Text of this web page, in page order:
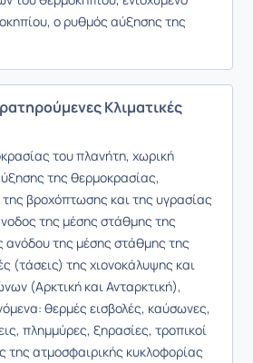
ο ρυθμός αύξησης της
Κλιματικές
του πλανήτη, χωρική
της θερμοκρασίας,
βροχόπτωσης και της υγρασίας
της μέσης στάθμης της
ανόδου της μέσης στάθμης της
(τάσεις) της χιονοκάλυψης και
(Αρκτική και Ανταρκτική),
θερμές εισβολές, καύσωνες,
πλημμύρες, ξηρασίες, τροπικοί
της ατμοσφαιρικής κυκλοφορίας